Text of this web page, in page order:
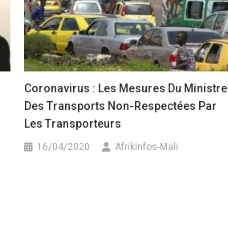
Coronavirus : Les Mesures Du Ministre
Des Transports Non-Respectées Par
Les Transporteurs
16/04/2020 Afrikinfos-Mali